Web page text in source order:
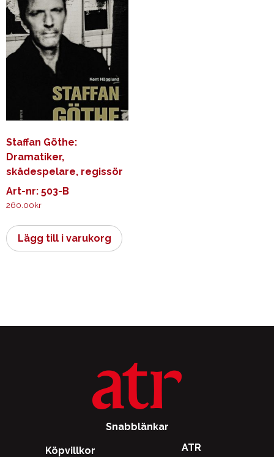
Staffan Göthe:
Dramatiker,
skådespelare, regissör
Art-nr: 503-B
260.00kr
Lägg till i varukorg
Snabblänkar
Köpvillkor ATR